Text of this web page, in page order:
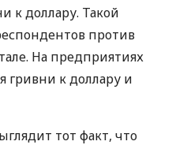
к доллару. Такой
против
На предприятиях
гривни к доллару и
тот факт, что